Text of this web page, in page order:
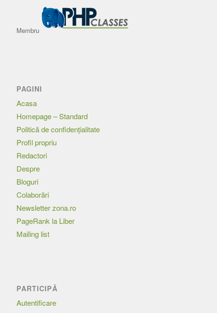
Membru
PAGINI
Acasa
Homepage – Standard
Politică de confidențialitate
Profil propriu
Redactori
Despre
Bloguri
Colaborări
Newsletter zona.ro
PageRank la Liber
Mailing list
PARTICIPĂ
Autentificare